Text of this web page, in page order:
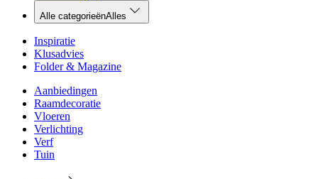
Alle categorieënAlles
Inspiratie
Klusadvies
Folder & Magazine
Aanbiedingen
Raamdecoratie
Vloeren
Verlichting
Verf
Tuin